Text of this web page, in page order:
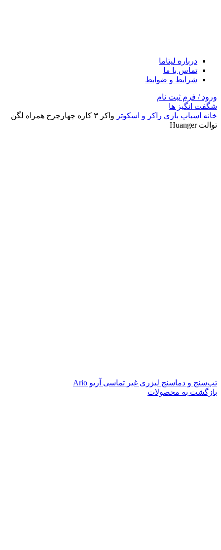
درباره لیتاما
تماس با ما
شرایط و ضوابط
ورود / فرم ثبت نام
شگفت انگیز ها
خانه اسباب بازی راکر و اسکوتر
واکر ۳ کاره چهارچرخ همراه لگن
توالت Huanger
تب‌سنج و دماسنج لیزری غیر تماسی آریو Ario
بازگشت به محصولات